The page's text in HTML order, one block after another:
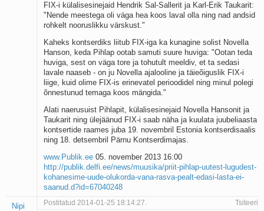
FIX-i külalisesinejaid Hendrik Sal-Sallerit ja Karl-Erik Taukarit:
"Nende meestega oli väga hea koos laval olla ning nad andsid
rohkelt nooruslikku värskust."
Kaheks kontserdiks liitub FIX-iga ka kunagine solist Novella
Hanson, keda Pihlap ootab samuti suure huviga: "Ootan teda
huviga, sest on väga tore ja tohutult meeldiv, et ta sedasi
lavale naaseb - on ju Novella ajalooline ja täieõiguslik FIX-i
liige, kuid olime FIX-is erinevatel perioodidel ning minul polegi
õnnestunud temaga koos mängida."
Alati naerusuist Pihlapit, külalisesinejaid Novella Hansonit ja
Taukarit ning ülejäänud FIX-i saab näha ja kuulata juubeliaasta
kontsertide raames juba 19. novembril Estonia kontserdisaalis
ning 18. detsembril Pärnu Kontserdimajas.
www.Publik.ee 05. november 2013 16:00
http://publik.delfi.ee/news/muusika/priit-pihlap-uutest-lugudest-
kohanesime-uude-olukorda-vana-rasva-pealt-edasi-lasta-ei-
saanud.d?id=67040248
Nipi Postitatud 2014-01-25 18:14:27. Tsiteeri